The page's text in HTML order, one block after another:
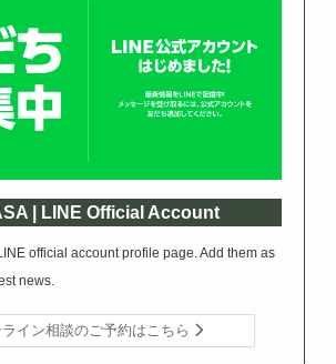
| LINE Official Account
official account profile page. Add them as
news.
イン相談のご予約はこちら